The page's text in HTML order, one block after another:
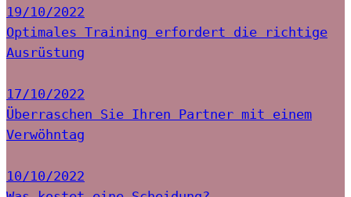
19/10/2022
Optimales Training erfordert die richtige
Ausrüstung
17/10/2022
Überraschen Sie Ihren Partner mit einem
Verwöhntag
10/10/2022